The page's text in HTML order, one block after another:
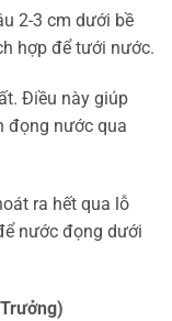
2-3 cm dưới bề
hợp để tưới nước.
Điều này giúp
đọng nước qua
ra hết qua lỗ
nước đọng dưới